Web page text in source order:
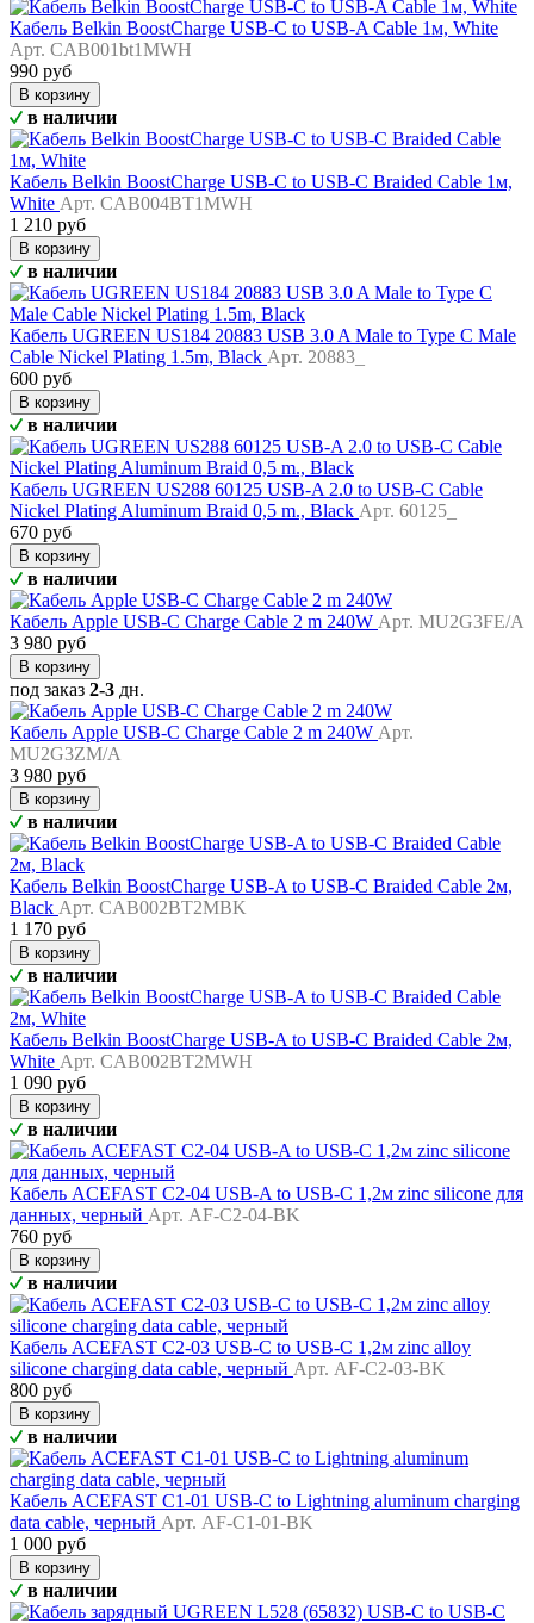
Кабель Belkin BoostCharge USB-C to USB-A Cable 1м, White
Арт. CAB001bt1MWH
990 руб
В корзину
в наличии
Кабель Belkin BoostCharge USB-C to USB-C Braided Cable 1м,
White Арт. CAB004BT1MWH
1 210 руб
В корзину
в наличии
Кабель UGREEN US184 20883 USB 3.0 A Male to Type C Male
Cable Nickel Plating 1.5m, Black Арт. 20883_
600 руб
В корзину
в наличии
Кабель UGREEN US288 60125 USB-A 2.0 to USB-C Cable
Nickel Plating Aluminum Braid 0,5 m., Black Арт. 60125_
670 руб
В корзину
в наличии
Кабель Apple USB-C Charge Cable 2 m 240W Арт. MU2G3FE/A
3 980 руб
В корзину
под заказ 2-3 дн.
Кабель Apple USB-C Charge Cable 2 m 240W Арт.
MU2G3ZM/A
3 980 руб
В корзину
в наличии
Кабель Belkin BoostCharge USB-A to USB-C Braided Cable 2м,
Black Арт. CAB002BT2MBK
1 170 руб
В корзину
в наличии
Кабель Belkin BoostCharge USB-A to USB-C Braided Cable 2м,
White Арт. CAB002BT2MWH
1 090 руб
В корзину
в наличии
Кабель ACEFAST C2-04 USB-A to USB-C 1,2м zinc silicone для
данных, черный Арт. AF-C2-04-BK
760 руб
В корзину
в наличии
Кабель ACEFAST C2-03 USB-C to USB-C 1,2м zinc alloy
silicone charging data cable, черный Арт. AF-C2-03-BK
800 руб
В корзину
в наличии
Кабель ACEFAST C1-01 USB-C to Lightning aluminum charging
data cable, черный Арт. AF-C1-01-BK
1 000 руб
В корзину
в наличии